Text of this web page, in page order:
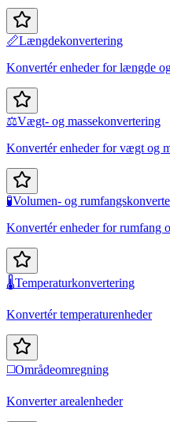
📏Længdekonvertering
Konvertér enheder for længde
⚖️Vægt- og massekonvertering
Konvertér enheder for vægt og
🧪Volumen- og
Konvertér enheder for rumfang
🌡️Temperaturkonvertering
Konvertér temperaturenheder
◻️Områdeomregning
Konverter arealenheder